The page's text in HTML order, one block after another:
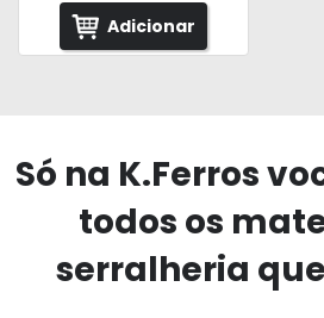
Adicionar
Só na K.Ferros
todos os
serralheria